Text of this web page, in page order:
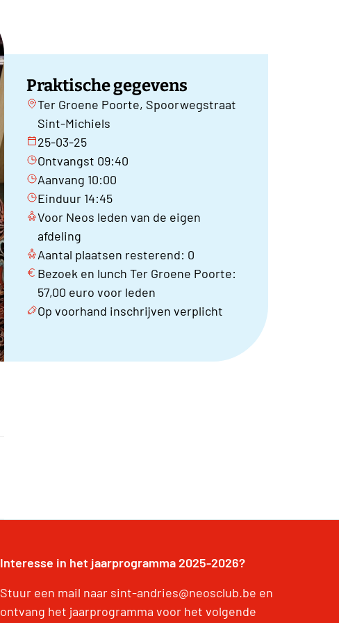
Praktische gegevens
Ter Groene Poorte, Spoorwegstraat
Sint-Michiels
25-03-25
Ontvangst 09:40
Aanvang 10:00
Einduur 14:45
Voor Neos leden van de eigen
afdeling
Aantal plaatsen resterend: 0
Bezoek en lunch Ter Groene Poorte:
57,00 euro voor leden
Op voorhand inschrijven verplicht
Interesse in het jaarprogramma 2025-2026?
Stuur een mail naar sint-andries@neosclub.be en
ontvang het jaarprogramma voor het volgende